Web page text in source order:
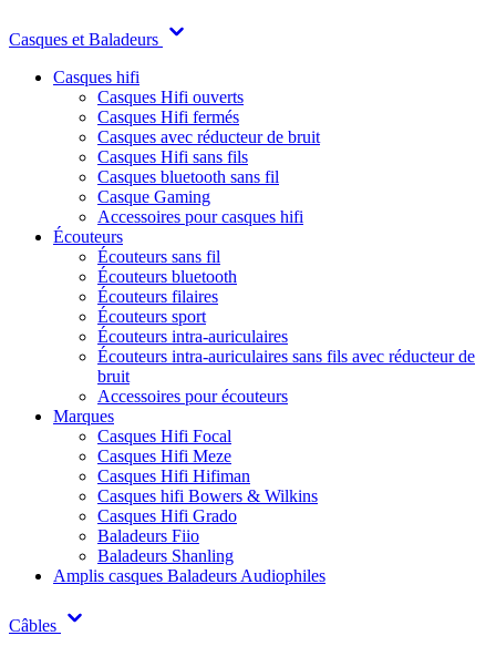
Casques et Baladeurs
Casques hifi
Casques Hifi ouverts
Casques Hifi fermés
Casques avec réducteur de bruit
Casques Hifi sans fils
Casques bluetooth sans fil
Casque Gaming
Accessoires pour casques hifi
Écouteurs
Écouteurs sans fil
Écouteurs bluetooth
Écouteurs filaires
Écouteurs sport
Écouteurs intra-auriculaires
Écouteurs intra-auriculaires sans fils avec réducteur de
bruit
Accessoires pour écouteurs
Marques
Casques Hifi Focal
Casques Hifi Meze
Casques Hifi Hifiman
Casques hifi Bowers & Wilkins
Casques Hifi Grado
Baladeurs Fiio
Baladeurs Shanling
Amplis casques Baladeurs Audiophiles
Câbles